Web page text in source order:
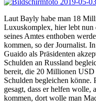
Laut Bayly habe man 18
Luxuskomplex, hier lebt
seines Amtes enthoben
kommen, so der Journalist.
Guaido als Präsidenten
Schulden an Russland
bereit, die 20 Millionen USD
Schulden begleichen könne.
gesagt, dass er helfen wolle,
kommen, dort wolle man